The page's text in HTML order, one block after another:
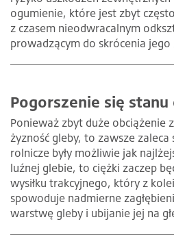
ogumienie, które jest zbyt
z czasem nieodwracalnym
prowadzącym do skrócenia
Pogorszenie się stanu
Ponieważ zbyt duże obciążenie
żyzność gleby, to zawsze zaleca
rolnicze były możliwie jak
luźnej glebie, to ciężki zaczep
wysiłku trakcyjnego, który z
spowoduje nadmierne
warstwę gleby i ubijanie jej na